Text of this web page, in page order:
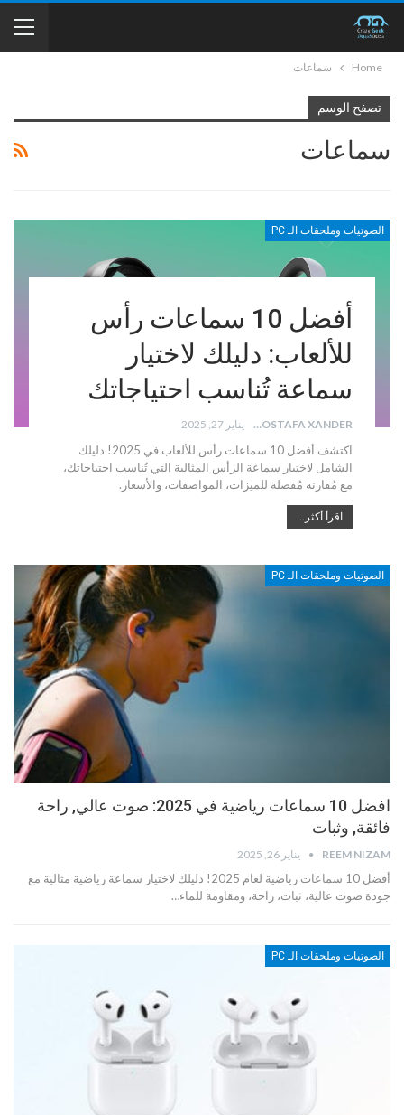
Home سماعات
تصفح الوسم
سماعات
الصوتيات وملحقات الـ PC
أفضل 10 سماعات رأس
للألعاب: دليلك لاختيار
سماعة تُناسب احتياجاتك
MOSTAFA XANDER يناير 27, 2025
اكتشف أفضل 10 سماعات رأس للألعاب في 2025! دليلك
الشامل لاختيار سماعة الرأس المثالية التي تُناسب احتياجاتك،
مع مُقارنة مُفصلة للميزات، المواصفات، والأسعار.
اقرأ أكثر...
الصوتيات وملحقات الـ PC
افضل 10 سماعات رياضية في 2025: صوت عالي, راحة
فائقة, وثبات
REEM NIZAM يناير 26, 2025
أفضل 10 سماعات رياضية لعام 2025! دليلك لاختيار سماعة رياضية مثالية مع
جودة صوت عالية، ثبات، راحة، ومقاومة للماء…
الصوتيات وملحقات الـ PC